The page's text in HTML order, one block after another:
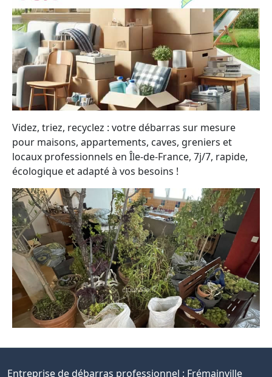
Videz, triez, recyclez : votre débarras sur mesure
pour maisons, appartements, caves, greniers et
locaux professionnels en Île-de-France, 7j/7, rapide,
écologique et adapté à vos besoins !
Entreprise de débarras professionnel : Frémainville